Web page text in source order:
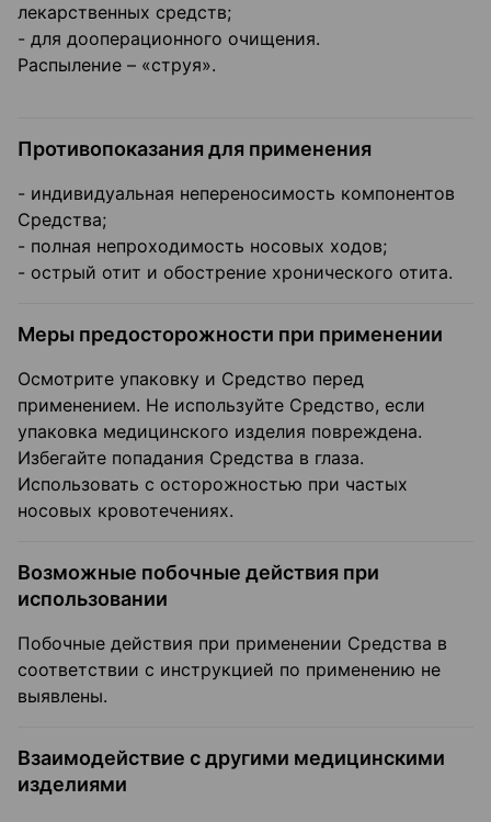
лекарственных средств;
- для дооперационного очищения.
Распыление – «струя».
Противопоказания для применения
- индивидуальная непереносимость компонентов
Средства;
- полная непроходимость носовых ходов;
- острый отит и обострение хронического отита.
Меры предосторожности при применении
Осмотрите упаковку и Средство перед
применением. Не используйте Средство, если
упаковка медицинского изделия повреждена.
Избегайте попадания Средства в глаза.
Использовать с осторожностью при частых
носовых кровотечениях.
Возможные побочные действия при
использовании
Побочные действия при применении Средства в
соответствии с инструкцией по применению не
выявлены.
Взаимодействие с другими медицинскими
изделиями